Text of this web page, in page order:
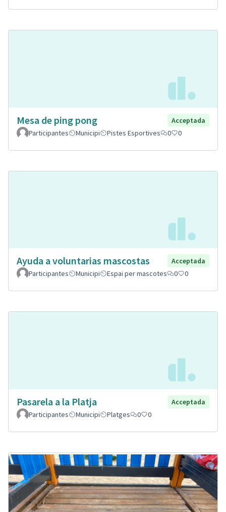
Mesa de ping pong
Acceptada
Participantes
Municipi Pistes Esportives 0 0
Ayuda a voluntarias mascostas
Acceptada
Participantes
Municipi Espai per mascotes 0 0
Pasarela a la Platja
Acceptada
Participantes
Municipi Platges 0 0